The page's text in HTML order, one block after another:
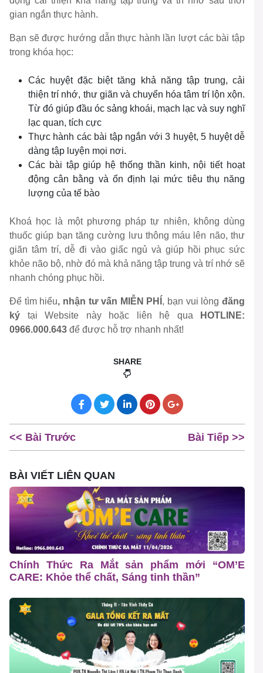
gian ngắn thực hành.
Bạn sẽ được hướng dẫn thực hành lần lượt các bài tập
trong khóa học:
Các huyệt đặc biệt tăng khả năng tập trung, cải
thiện trí nhớ, thư giãn và chuyển hóa tâm trí lộn xộn.
Từ đó giúp đầu óc sảng khoái, mạch lạc và suy nghĩ
lạc quan, tích cực
Thực hành các bài tập ngắn với 3 huyệt, 5 huyệt dễ
dàng tập luyện mọi nơi.
Các bài tập giúp hệ thống thần kinh, nội tiết hoạt
động cân bằng và ổn định lại mức tiêu thụ năng
lượng của tế bào
Khoá học là một phương pháp tự nhiên, không dùng
thuốc giúp bạn tăng cường lưu thông máu lên não, thư
giãn tâm trí, dễ đi vào giấc ngủ và giúp hồi phục sức
khỏe não bộ, nhờ đó mà khả năng tập trung và trí nhớ sẽ
nhanh chóng phục hồi.
Để tìm hiểu, nhận tư vấn MIỄN PHÍ , bạn vui lòngđăng
ký tại Website này hoặc liên hệ qua
HOTLINE:
0966.000.643 để được hỗ trợ nhanh nhất!
SHARE
<< Bài Trước Bài Tiếp >>
BÀI VIẾT LIÊN QUAN
Chính Thức Ra Mắt sản phẩm mới “OM’E
CARE: Khỏe thể chất, Sáng tinh thần”